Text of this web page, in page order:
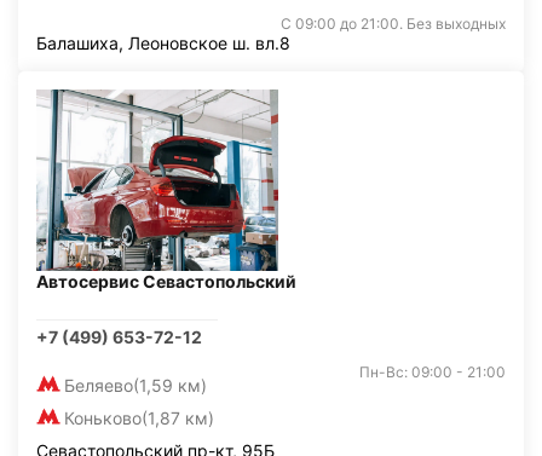
С 09:00 до 21:00. Без выходных
Балашиха, Леоновское ш. вл.8
Автосервис Севастопольский
+7 (499) 653-72-12
Беляево(1,59 км)
Коньково(1,87 км)
Пн-Вс: 09:00 - 21:00
Севастопольский пр-кт, 95Б